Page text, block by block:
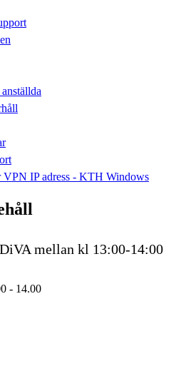
VPN IP adress - KTH Windows
mellan kl 13:00-14:00
- 14.00